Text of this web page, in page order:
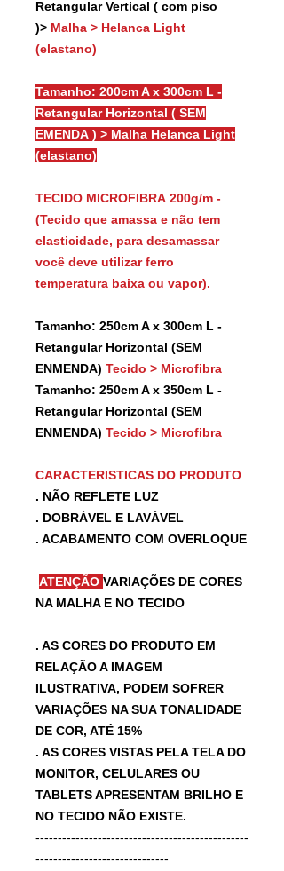
Retangular Vertical ( com piso
)> Malha > Helanca Light
(elastano)
Tamanho: 200cm A x 300cm L -
Retangular Horizontal ( SEM
EMENDA ) > Malha Helanca Light
(elastano)
TECIDO MICROFIBRA 200g/m -
(Tecido que amassa e não tem
elasticidade, para desamassar
você deve utilizar ferro
temperatura baixa ou vapor).
Tamanho: 250cm A x 300cm L -
Retangular Horizontal (SEM
ENMENDA) Tecido > Microfibra
Tamanho: 250cm A x 350cm L -
Retangular Horizontal (SEM
ENMENDA) Tecido > Microfibra
CARACTERISTICAS DO PRODUTO
. NÃO REFLETE LUZ
. DOBRÁVEL E LAVÁVEL
. ACABAMENTO COM OVERLOQUE
ATENÇÃO VARIAÇÕES DE CORES
NA MALHA E NO TECIDO
. AS CORES DO PRODUTO EM
RELAÇÃO A IMAGEM
ILUSTRATIVA, PODEM SOFRER
VARIAÇÕES NA SUA TONALIDADE
DE COR, ATÉ 15%
. AS CORES VISTAS PELA TELA DO
MONITOR, CELULARES OU
TABLETS APRESENTAM BRILHO E
NO TECIDO NÃO EXISTE.
------------------------------------------------
------------------------------